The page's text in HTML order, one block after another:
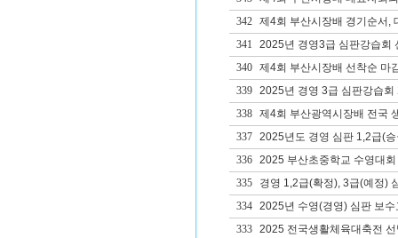
342
제4회 부산시장배 경기순서,
341
2025년 경영3급 심판강습회
340
제4회 부산시장배 선착순 마
339
2025년 경영 3급 심판강습회
338
제4회 부산광역시장배 전국
337
2025년도 경영 심판 1,2급(
336
2025 부산초중학교 수영대
335
경영 1,2급(확정), 3급(예정)
334
2025년 수영(경영) 심판 보수
333
2025 전국생활체육대축전